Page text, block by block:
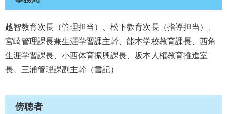
越智教育次長（管理担当）、松下教育次長（指導担当）、
宮崎管理課長兼生涯学習課主幹、能本学校教育課長、西角
生涯学習課長、小西体育振興課長、坂本人権教育推進室
長、三浦管理課副主幹（書記）
傍聴者